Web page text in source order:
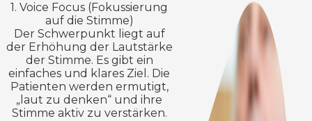
1. Voice Focus (Fokussierung
auf die Stimme)
Der Schwerpunkt liegt auf
der Erhöhung der Lautstärke
der Stimme. Es gibt ein
einfaches und klares Ziel. Die
Patienten werden ermutigt,
„laut zu denken“ und ihre
Stimme aktiv zu verstärken.